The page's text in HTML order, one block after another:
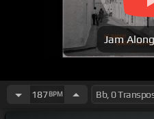
Jam
187BPM